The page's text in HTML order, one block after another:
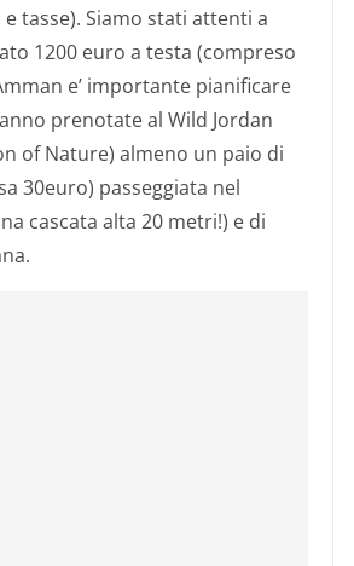
tasse). Siamo stati attenti a
1200 euro a testa (compreso
e’ importante pianificare
prenotate al Wild Jordan
of Nature) almeno un paio di
30euro) passeggiata nel
cascata alta 20 metri!) e di